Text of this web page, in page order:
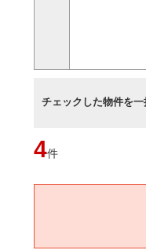
チェックした物件を一
4件